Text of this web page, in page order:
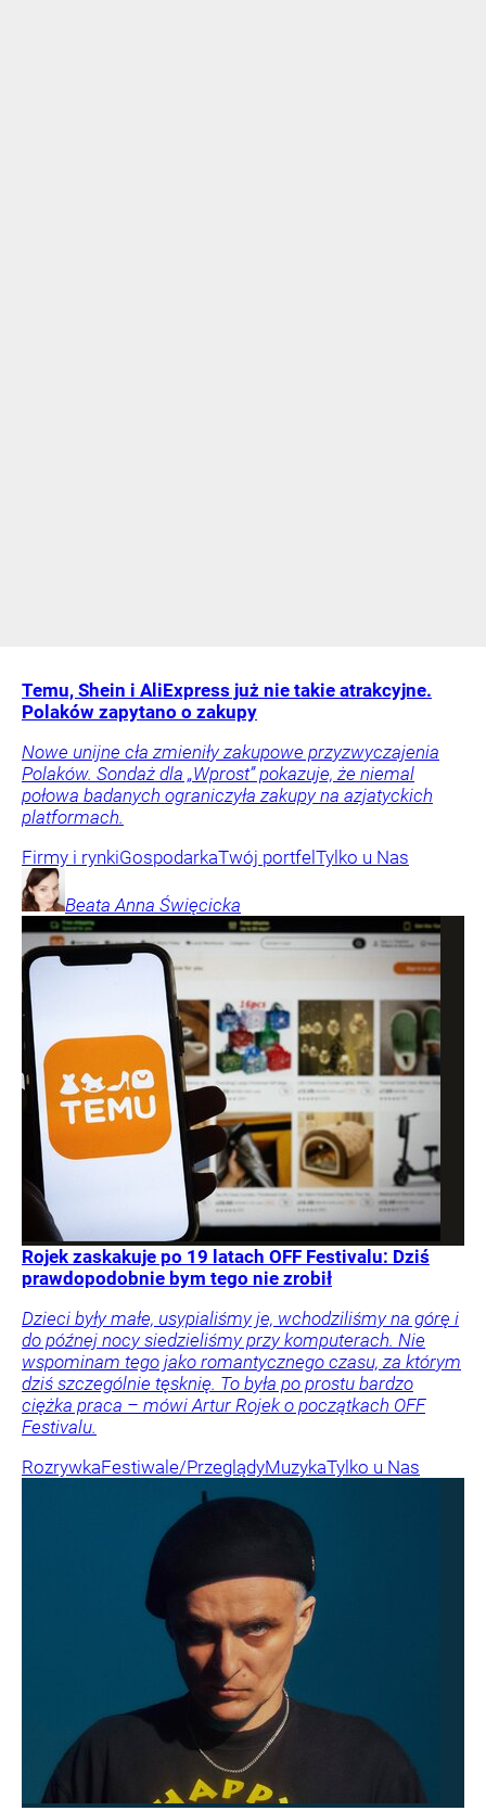
Temu, Shein i AliExpress już nie takie atrakcyjne.
Polaków zapytano o zakupy
Nowe unijne cła zmieniły zakupowe przyzwyczajenia
Polaków. Sondaż dla „Wprost” pokazuje, że niemal
połowa badanych ograniczyła zakupy na azjatyckich
platformach.
Firmy i rynkiGospodarkaTwój portfelTylko u Nas
Beata Anna Święcicka
Rojek zaskakuje po 19 latach OFF Festivalu: Dziś
prawdopodobnie bym tego nie zrobił
Dzieci były małe, usypialiśmy je, wchodziliśmy na górę i
do późnej nocy siedzieliśmy przy komputerach. Nie
wspominam tego jako romantycznego czasu, za którym
dziś szczególnie tęsknię. To była po prostu bardzo
ciężka praca – mówi Artur Rojek o początkach OFF
Festivalu.
RozrywkaFestiwale/PrzeglądyMuzykaTylko u Nas